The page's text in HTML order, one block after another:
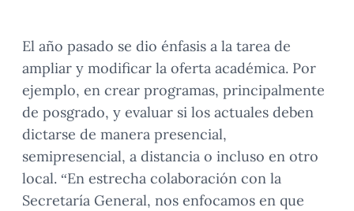
El año pasado se dio énfasis a la tarea de
ampliar y modificar la oferta académica. Por
ejemplo, en crear programas, principalmente
de posgrado, y evaluar si los actuales deben
dictarse de manera presencial,
semipresencial, a distancia o incluso en otro
local. “En estrecha colaboración con la
Secretaría General, nos enfocamos en que